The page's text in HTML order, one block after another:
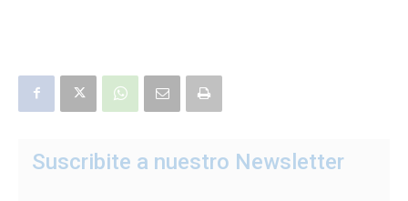
Suscribite a nuestro Newsletter